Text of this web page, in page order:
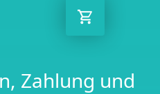
Zahlung und